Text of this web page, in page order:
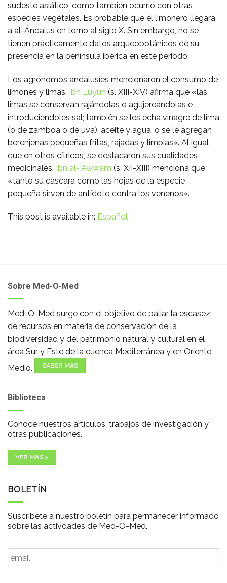
sudeste asiático, como también ocurrió con otras
especies vegetales. Es probable que el limonero llegara
a al-Ándalus en torno al siglo X. Sin embargo, no se
tienen prácticamente datos arqueobotánicos de su
presencia en la península ibérica en este periodo.
Los agrónomos andalusíes mencionaron el consumo de
limones y limas. Ibn Luyūn (s. XIII-XIV) afirma que «las
limas se conservan rajándolas o agujereándolas e
introduciéndoles sal; también se les echa vinagre de lima
(o de zamboa o de uva), aceite y agua, o se le agregan
berenjenas pequeñas fritas, rajadas y limpias». Al igual
que en otros cítricos, se destacaron sus cualidades
medicinales. Ibn al-ʿAwwām (s. XII-XIII) menciona que
«tanto su cáscara como las hojas de la especie
pequeña sirven de antídoto contra los venenos».
This post is available in: Español
Sobre Med-O-Med
Med-O-Med surge con el objetivo de paliar la escasez
de recursos en materia de conservación de la
biodiversidad y del patrimonio natural y cultural en el
área Sur y Este de la cuenca Mediterránea y en Oriente
Medio.
SABER MÁS
Biblioteca
Conoce nuestros artículos, trabajos de investigación y
otras publicaciones.
VER MÁS »
BOLETÍN
Suscríbete a nuestro boletín para permanecer informado
sobre las activdades de Med-O-Med.
Email *